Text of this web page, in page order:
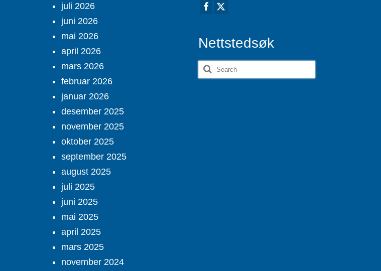
juli 2026
juni 2026
mai 2026
april 2026
mars 2026
februar 2026
januar 2026
desember 2025
november 2025
oktober 2025
september 2025
august 2025
juli 2025
juni 2025
mai 2025
april 2025
mars 2025
november 2024
Nettstedsøk
Search
for: